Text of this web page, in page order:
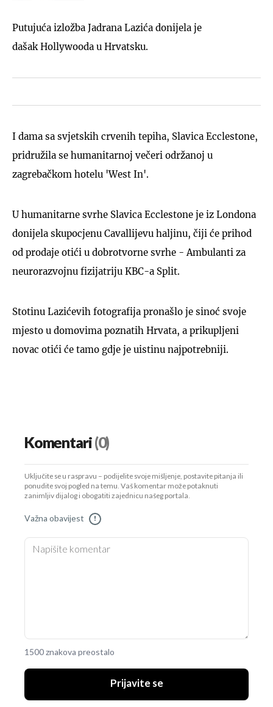
Putujuća izložba Jadrana Lazića donijela je
dašak Hollywooda u Hrvatsku.
I dama sa svjetskih crvenih tepiha, Slavica Ecclestone,
pridružila se humanitarnoj večeri održanoj u
zagrebačkom hotelu 'West In'.
U humanitarne svrhe Slavica Ecclestone je iz Londona
donijela skupocjenu Cavallijevu haljinu, čiji će prihod
od prodaje otići u dobrotvorne svrhe - Ambulanti za
neurorazvojnu fizijatriju KBC-a Split.
Stotinu Lazićevih fotografija pronašlo je sinoć svoje
mjesto u domovima poznatih Hrvata, a prikupljeni
novac otići će tamo gdje je uistinu najpotrebniji.
Komentari(0)
Uključite se u raspravu – podijelite svoje mišljenje, postavite pitanja ili
ponudite svoj pogled na temu. Vaš komentar može potaknuti
zanimljiv dijalog i obogatiti zajednicu našeg portala.
Važna obavijest !
1500 znakova preostalo
Prijavite se